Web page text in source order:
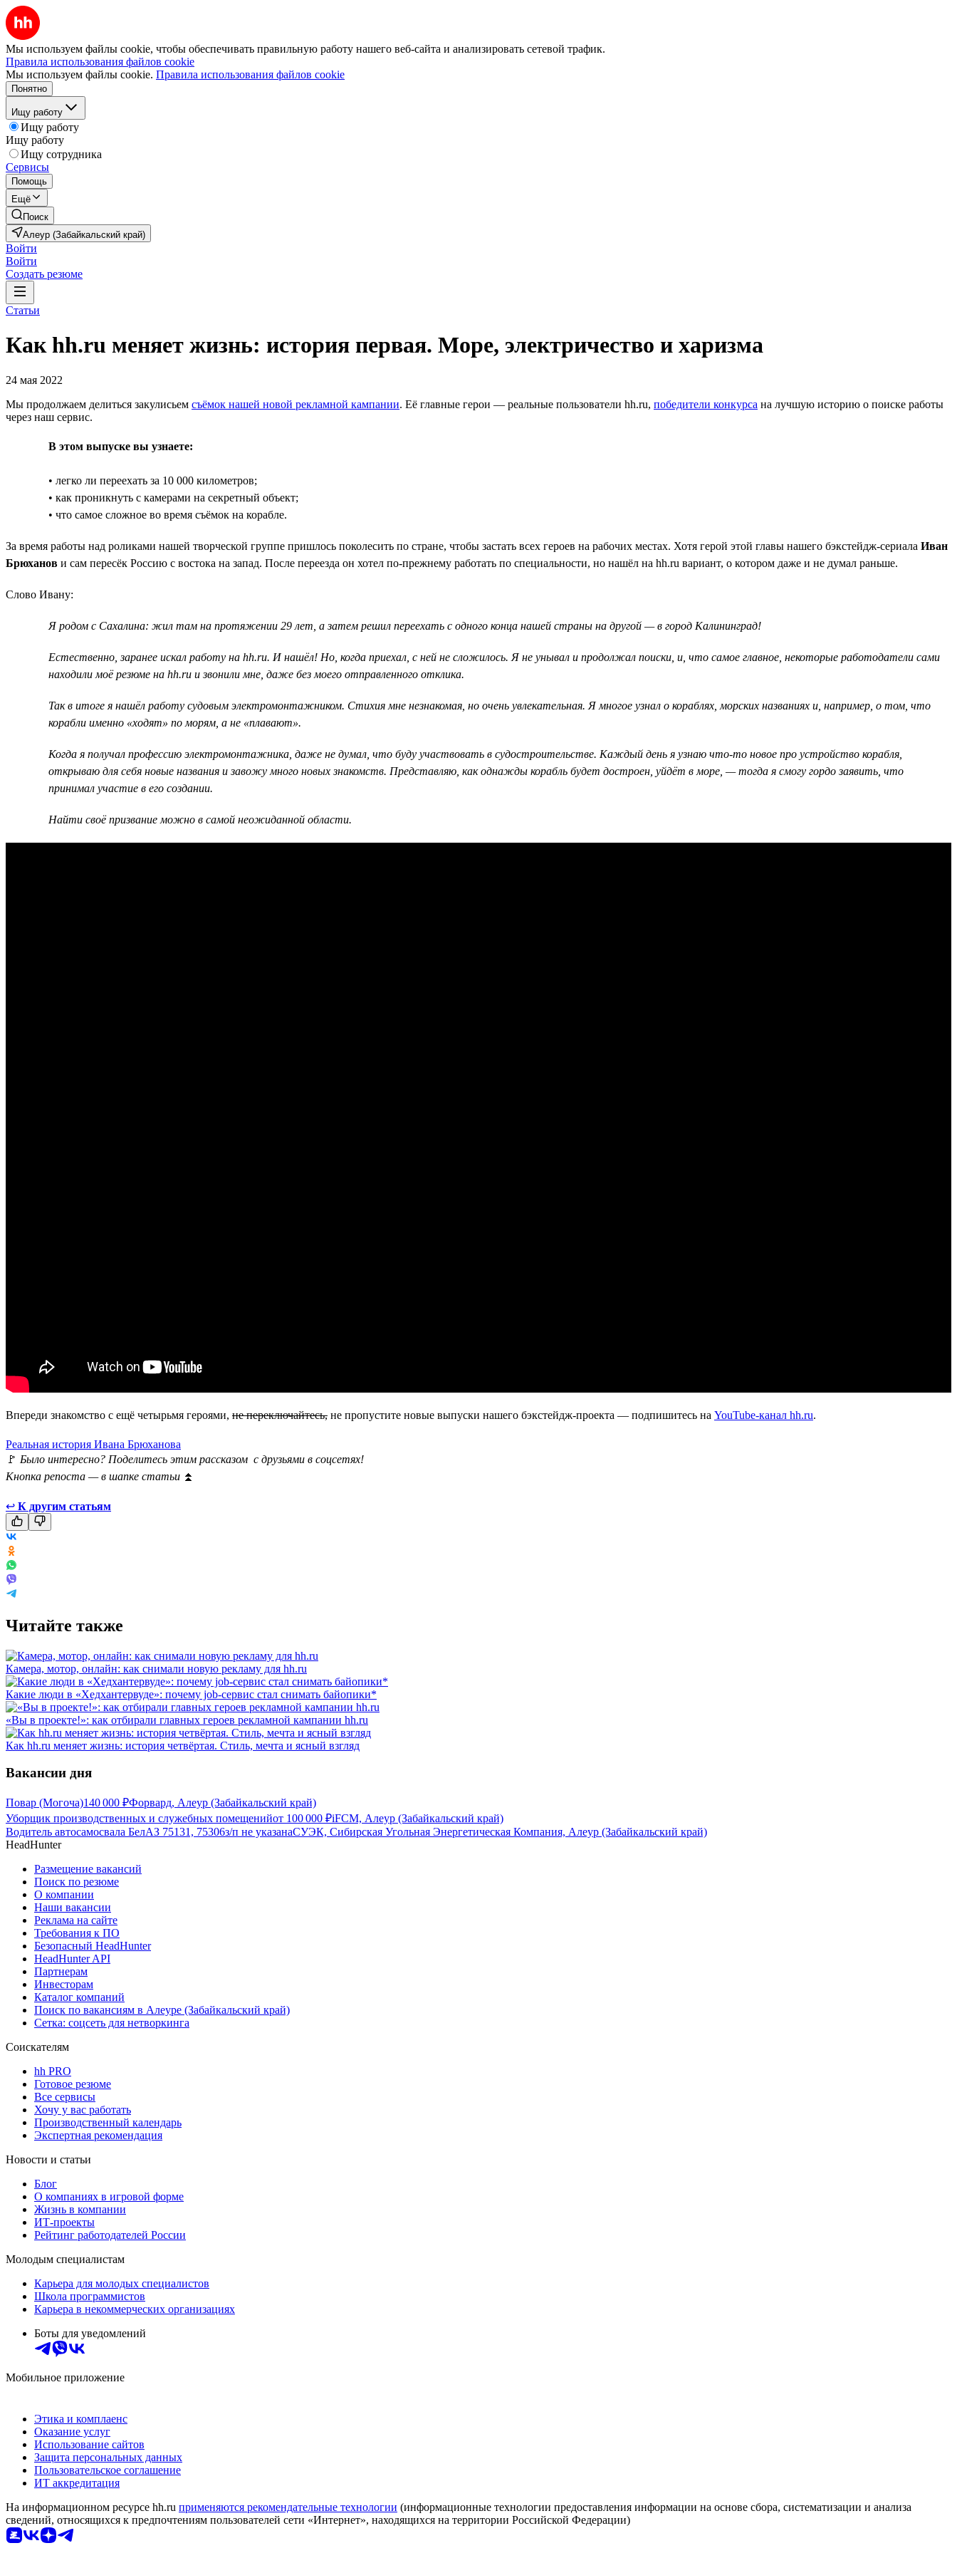
Мы используем файлы cookie, чтобы обеспечивать правильную работу нашего веб-сайта и анализировать сетевой трафик.
Правила использования файлов cookie
Мы используем файлы cookie. Правила использования файлов cookie
Понятно
Ищу работу
Ищу работу
Ищу работу
Ищу сотрудника
Сервисы
Помощь
Ещё
Поиск
Алеур (Забайкальский край)
Войти
Войти
Создать резюме
Статьи
Как hh.ru меняет жизнь: история первая. Море, электричество и харизма
24 мая 2022
Мы продолжаем делиться закулисьем съёмок нашей новой рекламной кампании. Её главные герои — реальные пользователи hh.ru, победители конкурса на лучшую историю о поиске работы
через наш сервис.
В этом выпуске вы узнаете:
• легко ли переехать за 10 000 километров;
• как проникнуть с камерами на секретный объект;
• что самое сложное во время съёмок на корабле.
За время работы над роликами нашей творческой группе пришлось поколесить по стране, чтобы застать всех героев на рабочих местах. Хотя герой этой главы нашего бэкстейдж-сериала Иван
Брюханов и сам пересёк Россию с востока на запад. После переезда он хотел по-прежнему работать по специальности, но нашёл на hh.ru вариант, о котором даже и не думал раньше.
Слово Ивану:
Я родом с Сахалина: жил там на протяжении 29 лет, а затем решил переехать с одного конца нашей страны на другой — в город Калининград!
Естественно, заранее искал работу на hh.ru. И нашёл! Но, когда приехал, с ней не сложилось. Я не унывал и продолжал поиски, и, что самое главное, некоторые работодатели сами
находили моё резюме на hh.ru и звонили мне, даже без моего отправленного отклика.
Так в итоге я нашёл работу судовым электромонтажником. Стихия мне незнакомая, но очень увлекательная. Я многое узнал о кораблях, морских названиях и, например, о том, что
корабли именно «ходят» по морям, а не «плавают».
Когда я получал профессию электромонтажника, даже не думал, что буду участвовать в судостроительстве. Каждый день я узнаю что-то новое про устройство корабля,
открываю для себя новые названия и завожу много новых знакомств. Представляю, как однажды корабль будет достроен, уйдёт в море, — тогда я смогу гордо заявить, что
принимал участие в его создании.
Найти своё призвание можно в самой неожиданной области.
Впереди знакомство с ещё четырьмя героями, не переключайтесь, не пропустите новые выпуски нашего бэкстейдж-проекта — подпишитесь на YouTube-канал hh.ru.
Реальная история Ивана Брюханова
🚩 Было интересно? Поделитесь этим рассказом с друзьями в соцсетях!
Кнопка репоста — в шапке статьи ⏫
↩ К другим статьям
Читайте также
Камера, мотор, онлайн: как снимали новую рекламу для hh.ru
Какие люди в «Хедхантервуде»: почему job-сервис стал снимать байопики*
«Вы в проекте!»: как отбирали главных героев рекламной кампании hh.ru
Как hh.ru меняет жизнь: история четвёртая. Стиль, мечта и ясный взгляд
Вакансии дня
Повар (Могоча)140 000 ₽Форвард, Алеур (Забайкальский край)
Уборщик производственных и служебных помещенийот 100 000 ₽iFCM, Алеур (Забайкальский край)
Водитель автосамосвала БелАЗ 75131, 75306з/п не указанаСУЭК, Сибирская Угольная Энергетическая Компания, Алеур (Забайкальский край)
HeadHunter
Размещение вакансий
Поиск по резюме
О компании
Наши вакансии
Реклама на сайте
Требования к ПО
Безопасный HeadHunter
HeadHunter API
Партнерам
Инвесторам
Каталог компаний
Поиск по вакансиям в Алеуре (Забайкальский край)
Сетка: соцсеть для нетворкинга
Соискателям
hh PRO
Готовое резюме
Все сервисы
Хочу у вас работать
Производственный календарь
Экспертная рекомендация
Новости и статьи
Блог
О компаниях в игровой форме
Жизнь в компании
ИТ-проекты
Рейтинг работодателей России
Молодым специалистам
Карьера для молодых специалистов
Школа программистов
Карьера в некоммерческих организациях
Боты для уведомлений
Мобильное приложение
Этика и комплаенс
Оказание услуг
Использование сайтов
Защита персональных данных
Пользовательское соглашение
ИТ аккредитация
На информационном ресурсе hh.ru применяются рекомендательные технологии (информационные технологии предоставления информации на основе сбора, систематизации и анализа
сведений, относящихся к предпочтениям пользователей сети «Интернет», находящихся на территории Российской Федерации)